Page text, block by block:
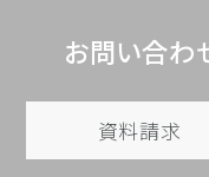
お問い合わ
資料請求